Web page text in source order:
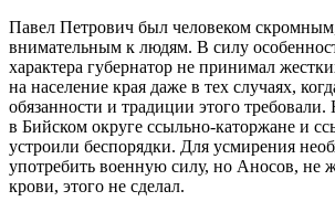
Павел Петрович был человеком
внимательным к людям. В силу
характера губернатор не принимал
на население края даже в тех случаях,
обязанности и традиции этого
в Бийском округе ссыльно-каторжане и
устроили беспорядки. Для усмирения
употребить военную силу, но Аносов, не
крови, этого не сделал.